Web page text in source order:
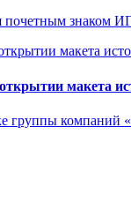
знаком
макета
группы